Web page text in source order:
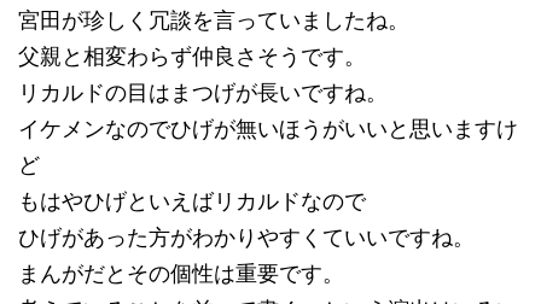
宮田が珍しく冗談を言っていましたね。
父親と相変わらず仲良さそうです。
リカルドの目はまつげが長いですね。
イケメンなのでひげが無いほうがいいと思いますけ
ど
もはやひげといえばリカルドなので
ひげがあった方がわかりやすくていいですね。
まんがだとその個性は重要です。